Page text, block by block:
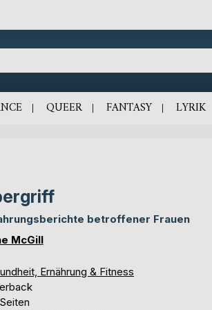
QUEER FANTASY LYRIK
betroffener Frauen
McGill
Ernährung & Fitness